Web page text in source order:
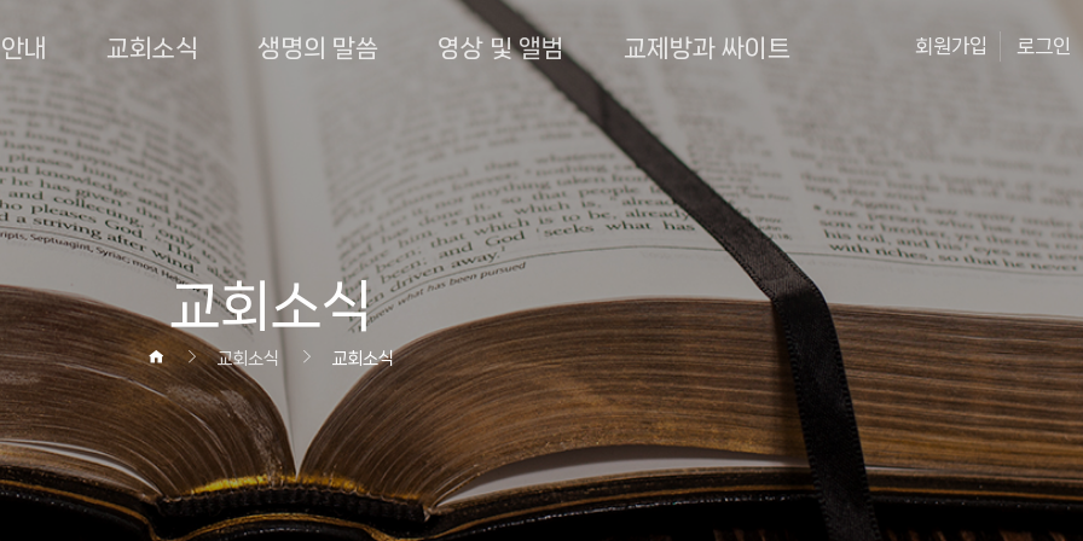
내 교회소식 생명의 말씀 영상 및 앨범 교제방과 싸이트 회원가입 로그인
교회소식
교회소식 교회소식